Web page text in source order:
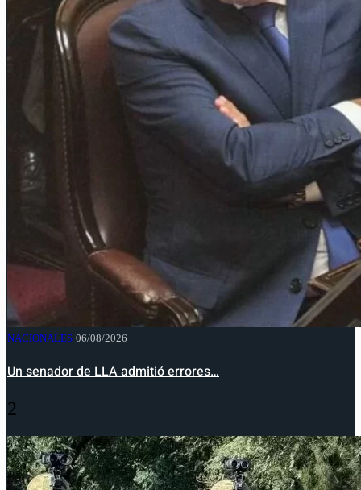
NACIONALES 06/08/2026
Un senador de LLA admitió errores…
2